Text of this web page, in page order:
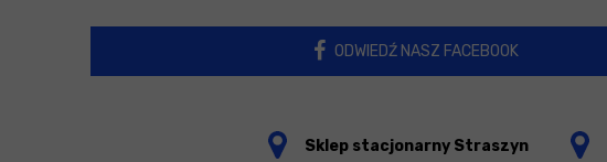
ODWIEDŹ NASZ FACEBOOK
Sklep stacjonarny Straszyn